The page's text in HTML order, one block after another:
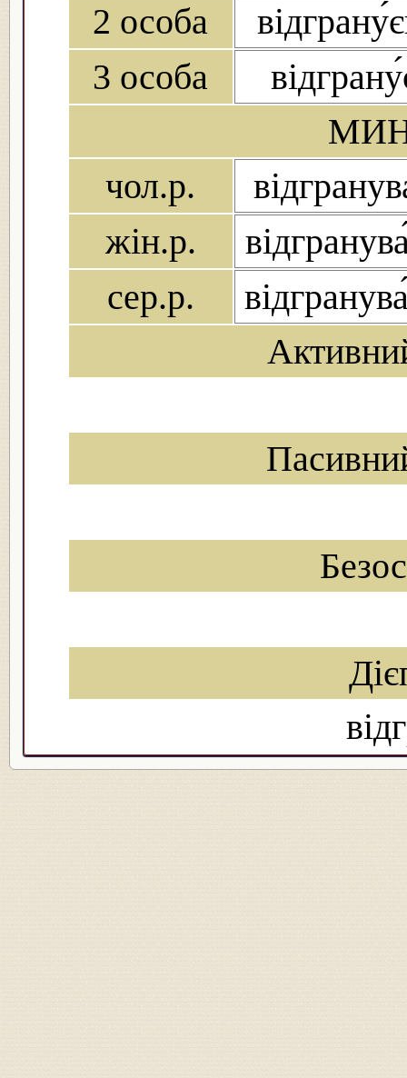
2 особа
3 особа
чол.р.
жін.р.
сер.р.